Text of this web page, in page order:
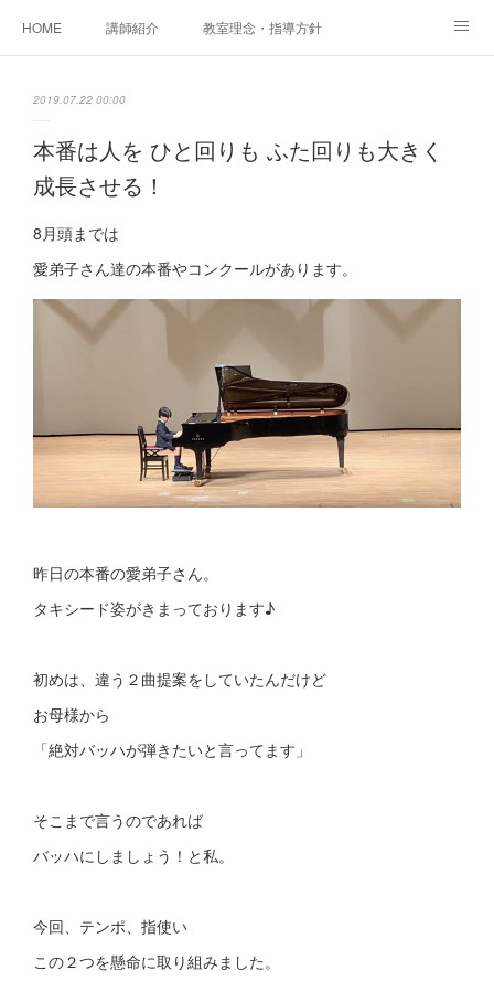
HOME 講師紹介 教室理念・指導方針
ご相談・体験レッスンお申し込み
2019.07.22 00:00
本番は人を ひと回りも ふた回りも大きく
成長させる！
8月頭までは
愛弟子さん達の本番やコンクールがあります。
昨日の本番の愛弟子さん。
タキシード姿がきまっております♪
初めは、違う２曲提案をしていたんだけど
お母様から
「絶対バッハが弾きたいと言ってます」
そこまで言うのであれば
バッハにしましょう！と私。
今回、テンポ、指使い
この２つを懸命に取り組みました。